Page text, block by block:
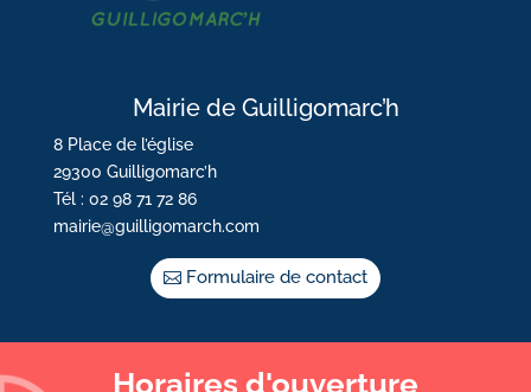
Mairie de Guilligomarc’h
8 Place de l’église
29300 Guilligomarc’h
Tél : 02 98 71 72 86
mairie@guilligomarch.com
Formulaire de contact
Horaires d'ouverture